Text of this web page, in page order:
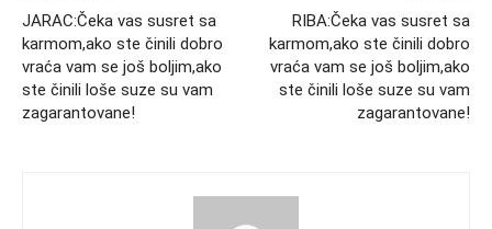
JARAC:Čeka vas susret sa
karmom,ako ste činili dobro
vraća vam se još boljim,ako
ste činili loše suze su vam
zagarantovane!
RIBA:Čeka vas susret sa
karmom,ako ste činili dobro
vraća vam se još boljim,ako
ste činili loše suze su vam
zagarantovane!